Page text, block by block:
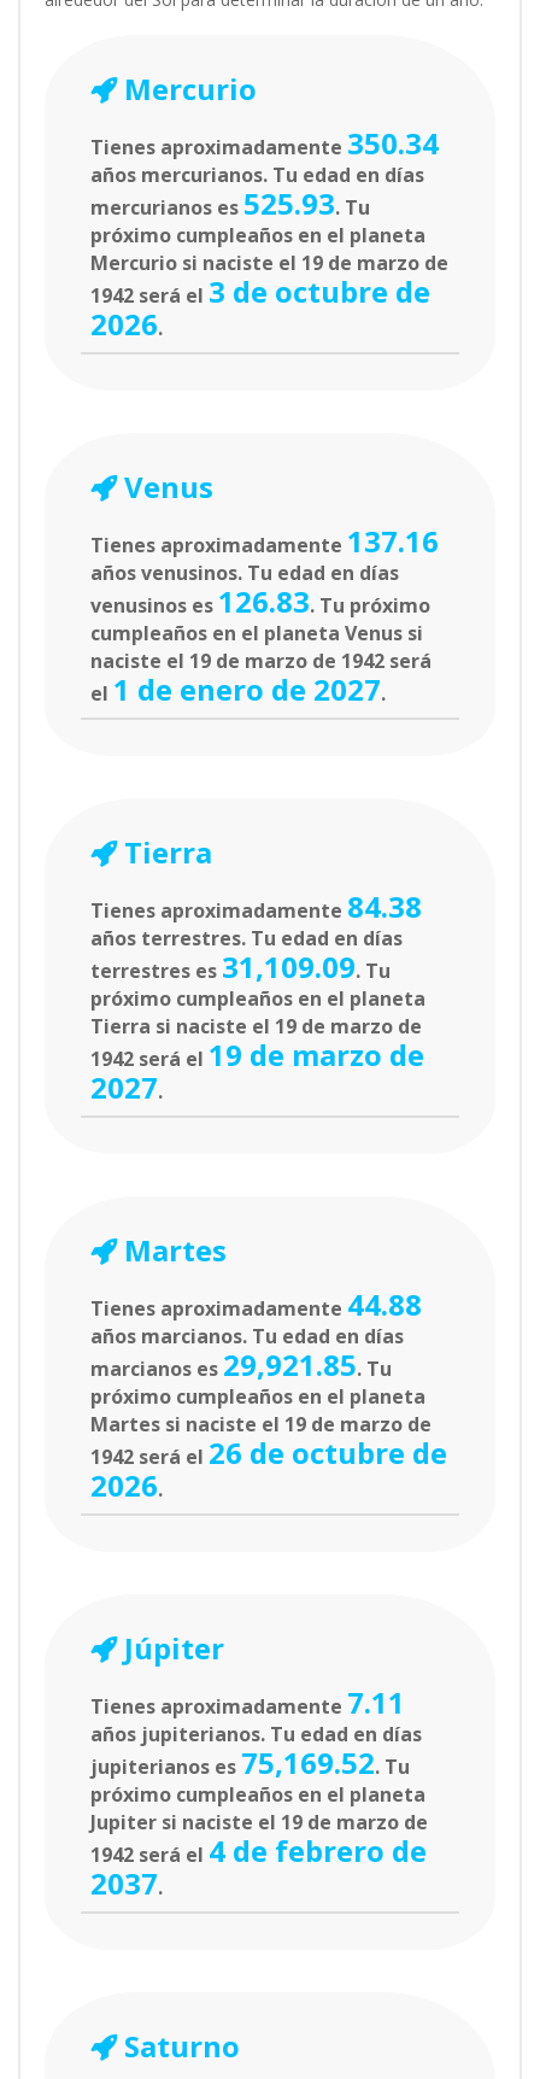
Mercurio
Tienes aproximadamente 350.34
años mercurianos. Tu edad en días
mercurianos es 525.93. Tu
próximo cumpleaños en el planeta
Mercurio si naciste el 19 de marzo de
1942 será el 3 de octubre de
2026.
Venus
Tienes aproximadamente 137.16
años venusinos. Tu edad en días
venusinos es 126.83. Tu próximo
cumpleaños en el planeta Venus si
naciste el 19 de marzo de 1942 será
el 1 de enero de 2027.
Tierra
Tienes aproximadamente 84.38
años terrestres. Tu edad en días
terrestres es 31,109.09. Tu
próximo cumpleaños en el planeta
Tierra si naciste el 19 de marzo de
1942 será el 19 de marzo de
2027.
Martes
Tienes aproximadamente 44.88
años marcianos. Tu edad en días
marcianos es 29,921.85. Tu
próximo cumpleaños en el planeta
Martes si naciste el 19 de marzo de
1942 será el 26 de octubre de
2026.
Júpiter
Tienes aproximadamente 7.11
años jupiterianos. Tu edad en días
jupiterianos es 75,169.52. Tu
próximo cumpleaños en el planeta
Jupiter si naciste el 19 de marzo de
1942 será el 4 de febrero de
2037.
Saturno